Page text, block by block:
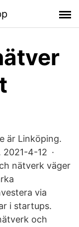
är Linköping.
4-12 ·
nätverk väger
via
i startups.
och